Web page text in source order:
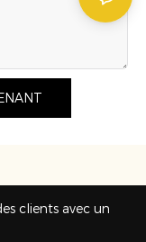
clients avec un